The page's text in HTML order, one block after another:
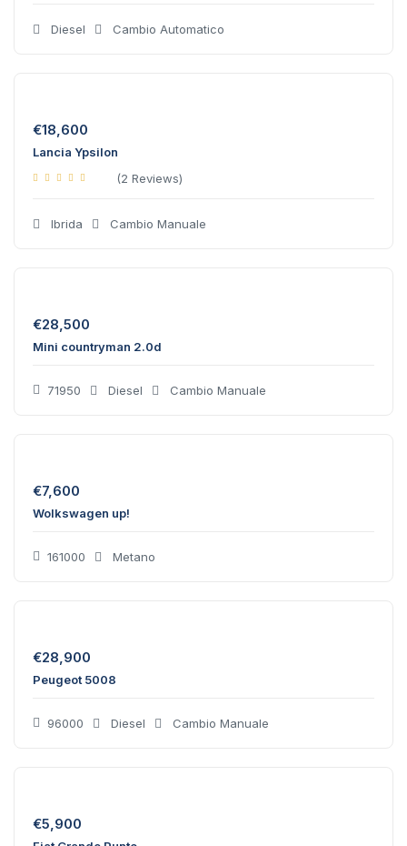
Diesel Cambio Automatico
€18,600
Lancia Ypsilon
(2 Reviews)
Ibrida Cambio Manuale
€28,500
Mini countryman 2.0d
71950 Diesel Cambio Manuale
€7,600
Wolkswagen up!
161000 Metano
€28,900
Peugeot 5008
96000 Diesel Cambio Manuale
€5,900